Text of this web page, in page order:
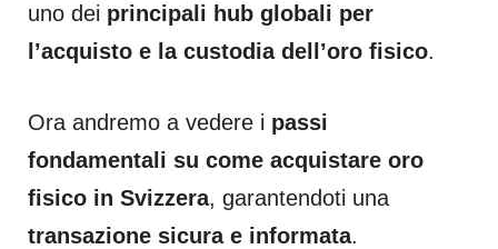
uno dei principali hub globali per
l’acquisto e la custodia dell’oro fisico.
Ora andremo a vedere i passi
fondamentali su come acquistare oro
fisico in Svizzera, garantendoti una
transazione sicura e informata.